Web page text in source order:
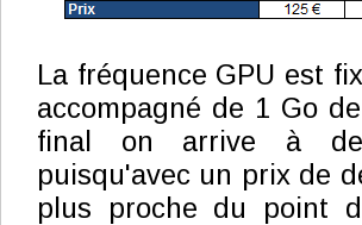
La fréquence GPU est
accompagné de 1 Go
final on arrive à des
puisqu'avec un prix de
plus proche du point